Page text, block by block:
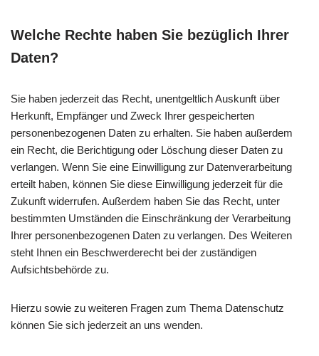
Welche Rechte haben Sie bezüglich Ihrer
Daten?
Sie haben jederzeit das Recht, unentgeltlich Auskunft über
Herkunft, Empfänger und Zweck Ihrer gespeicherten
personenbezogenen Daten zu erhalten. Sie haben außerdem
ein Recht, die Berichtigung oder Löschung dieser Daten zu
verlangen. Wenn Sie eine Einwilligung zur Datenverarbeitung
erteilt haben, können Sie diese Einwilligung jederzeit für die
Zukunft widerrufen. Außerdem haben Sie das Recht, unter
bestimmten Umständen die Einschränkung der Verarbeitung
Ihrer personenbezogenen Daten zu verlangen. Des Weiteren
steht Ihnen ein Beschwerderecht bei der zuständigen
Aufsichtsbehörde zu.
Hierzu sowie zu weiteren Fragen zum Thema Datenschutz
können Sie sich jederzeit an uns wenden.